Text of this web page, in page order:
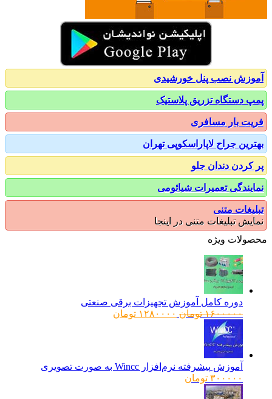
نصب پنل خورشیدی
دستگاه تزریق پلاستیک
بار مسافری
جراح لاپاراسکوپی تهران
دندان جلو
تعمیرات شیائومی
متنی
تبلیغات متنی در اینجا
ویژه
دوره کامل آموزش تجهیزات برقی صنعتی
۱۶۰۰۰۰۰ تومانقیمت
۱۲۸۰۰۰۰ تومانقیمت
آموزش پیشرفته نرم‌افزار Wincc به صورت تصویری
۳۰۰۰۰۰ تومان